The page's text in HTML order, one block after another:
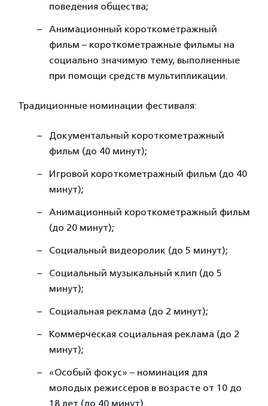
поведения общества;
Анимационный короткометражный
фильм – короткометражные фильмы на
социально значимую тему, выполненные
при помощи средств мультипликации.
Традиционные номинации фестиваля:
Документальный короткометражный
фильм (до 40 минут);
Игровой короткометражный фильм (до 40
минут);
Анимационный короткометражный фильм
(до 20 минут);
Социальный видеоролик (до 5 минут);
Социальный музыкальный клип (до 5
минут);
Социальная реклама (до 2 минут);
Коммерческая социальная реклама (до 2
минут);
«Особый фокус» – номинация для
молодых режиссеров в возрасте от 10 до
18 лет (до 40 минут).